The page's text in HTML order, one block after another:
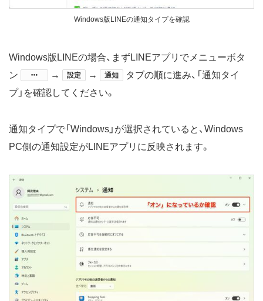
Windows版LINEの通知タイプを確認
Windows版LINEの場合、まずLINEアプリでメニューボタ
ン
​→ 設定 → 通知
タブの順に進み、「通知タイ
プ」を確認してください。
通知タイプで「Windows」が選択されていると、Windows
PC側の通知設定がLINEアプリに反映されます。